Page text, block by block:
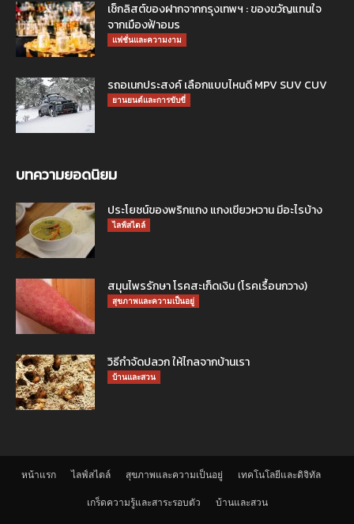
เช็กลิสต์ของฝากจากกรุงเทพฯ : ของขวัญแทนใจ
จากเมืองฟ้าอมร
แฟชั่นและความงาม
รถอเนกประสงค์ เลือกแบบไหนดี MPV SUV CUV
ยานยนต์และการขับขี่
บทความยอดนิยม
ประโยชน์ของพริกแกง แกงเขียวหวาน มีอะไรบ้าง
ไลฟ์สไตล์
สมุนไพรรักษา โรคสะเก็ดเงิน (โรคเรื้อนกวาง)
สุขภาพและความเป็นอยู่
วิธีกำจัดปลวก ให้ไกลจากบ้านเรา
บ้านและสวน
หน้าแรก ไลฟ์สไตล์ สุขภาพและความเป็นอยู่ เทคโนโลยีและดิจิทัล
เกร็ดความรู้และสาระรอบตัว บ้านและสวน